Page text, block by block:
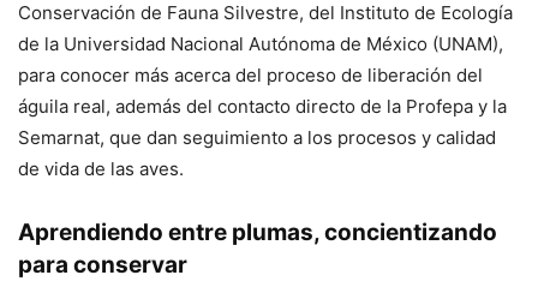
Conservación de Fauna Silvestre, del Instituto de Ecología
de la Universidad Nacional Autónoma de México (UNAM),
para conocer más acerca del proceso de liberación del
águila real, además del contacto directo de la Profepa y la
Semarnat, que dan seguimiento a los procesos y calidad
de vida de las aves.
Aprendiendo entre plumas, concientizando
para conservar